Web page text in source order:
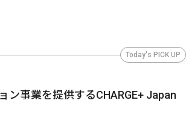
Today's PICK UP
事業を提供するCHARGE+ Japan